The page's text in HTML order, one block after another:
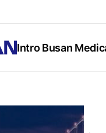
Intro Busan